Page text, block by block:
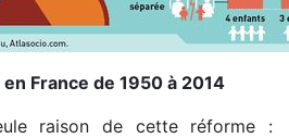
France de 1950 à 2014
raison de cette réforme :